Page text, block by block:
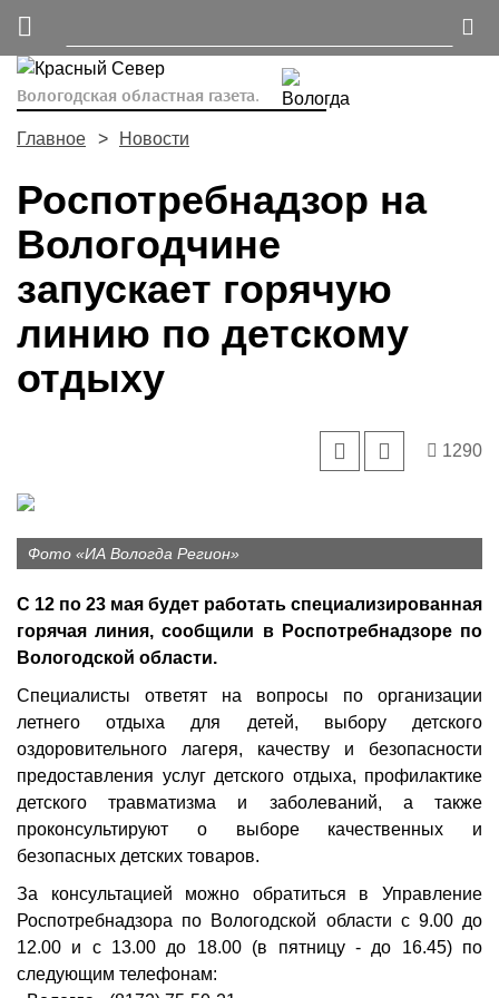
Вологодская областная газета.
Главное Новости
Роспотребнадзор на
Вологодчине
запускает горячую
линию по детскому
отдыху
1290
Фото «ИА Вологда Регион»
С 12 по 23 мая будет работать специализированная
горячая линия,сообщили в Роспотребнадзоре по
Вологодской области.
Специалисты ответят на вопросы по организации
летнего отдыха для детей, выбору детского
оздоровительного лагеря, качеству и безопасности
предоставления услуг детского отдыха, профилактике
детского травматизма и заболеваний, а также
проконсультируют о выборе качественных и
безопасных детских товаров.
За консультацией можно обратиться в Управление
Роспотребнадзора по Вологодской области с 9.00 до
12.00 и с 13.00 до 18.00 (в пятницу - до 16.45) по
следующим телефонам: